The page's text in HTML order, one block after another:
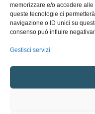
memorizzare e/o accedere
queste tecnologie ci
navigazione o ID unici su
consenso può influire
Gestisci servizi
Astronomia, Astrofisica e
Articoli e Risorse On-Line
Copyright ©